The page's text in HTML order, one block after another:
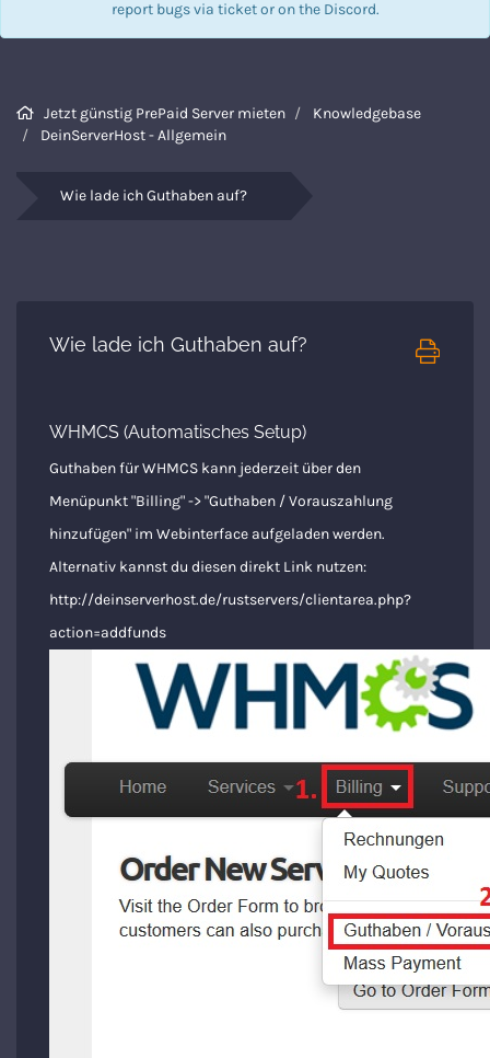
report bugs via ticketor on the Discord.
Jetzt günstig PrePaid Server mieten
Knowledgebase
DeinServerHost - Allgemein
Wie lade ich Guthaben auf?
Wie lade ich Guthaben auf?
WHMCS (Automatisches Setup)
Guthaben für WHMCS kann jederzeit über den
Menüpunkt "Billing" -> "Guthaben / Vorauszahlung
hinzufügen" im Webinterface aufgeladen werden.
Alternativ kannst du diesen direkt Link nutzen:
http://deinserverhost.de/rustservers/clientarea.php?
action=addfunds